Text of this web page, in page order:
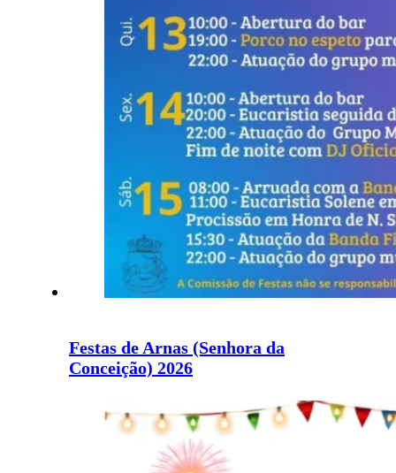
Festas de Arnas (Senhora da
Conceição) 2026